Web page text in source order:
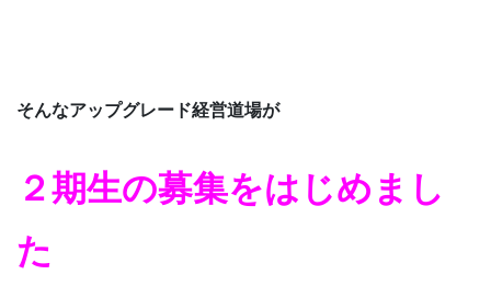
そんなアップグレード経営道場が
２期生の募集をはじめまし
た